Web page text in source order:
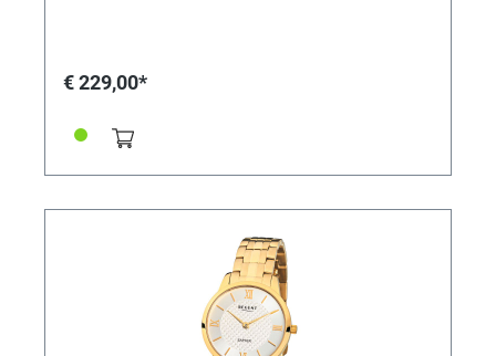
Band: Massief Edelstaal (IP rosé verguld) met
€ 229,00*